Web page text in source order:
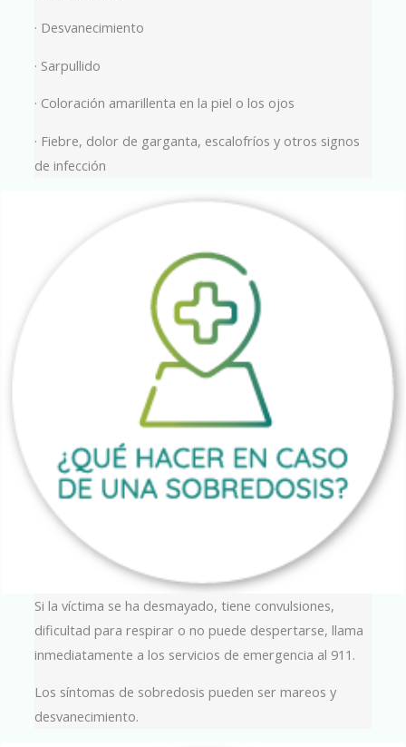
· Desvanecimiento
· Sarpullido
· Coloración amarillenta en la piel o los ojos
· Fiebre, dolor de garganta, escalofríos y otros signos
de infección
Si la víctima se ha desmayado, tiene convulsiones,
dificultad para respirar o no puede despertarse, llama
inmediatamente a los servicios de emergencia al 911.
Los síntomas de sobredosis pueden ser mareos y
desvanecimiento.